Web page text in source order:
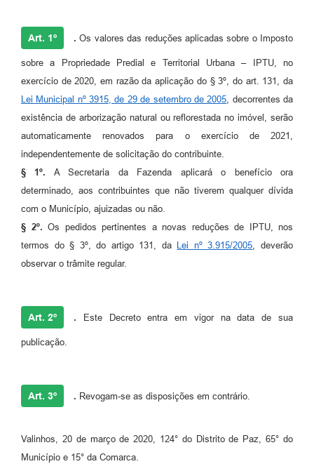
Art. 1º . Os valores das reduções aplicadas sobre o Imposto
sobre a Propriedade Predial e Territorial Urbana – IPTU, no
exercício de 2020, em razão da aplicação do § 3º, do art. 131, da
Lei Municipal nº 3915, de 29 de setembro de 2005 , decorrentes da
existência de arborização natural ou reflorestada no imóvel, serão
automaticamente renovados para o exercício de 2021,
independentemente de solicitação do contribuinte.
§ 1º. A Secretaria da Fazenda aplicará o benefício ora
determinado, aos contribuintes que não tiverem qualquer dívida
com o Município, ajuizadas ou não.
§ 2º. Os pedidos pertinentes a novas reduções de IPTU, nos
termos do § 3º, do artigo 131, da Lei nº 3.915/2005 , deverão
observar o trâmite regular.
Art. 2º . Este Decreto entra em vigor na data de sua
publicação.
Art. 3º . Revogam-se as disposições em contrário.
Valinhos, 20 de março de 2020, 124° do Distrito de Paz, 65° do
Município e 15° da Comarca.